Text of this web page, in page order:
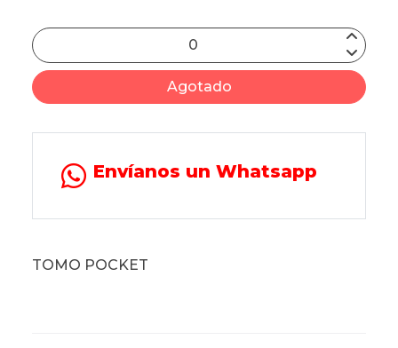
Agotado
Envíanos un Whatsapp
TOMO POCKET